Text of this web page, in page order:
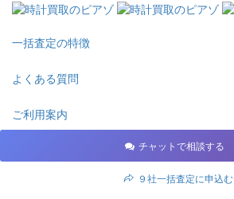
一括査定の特徴
よくある質問
ご利用案内
チャットで相談する
９社一括査定に申込む